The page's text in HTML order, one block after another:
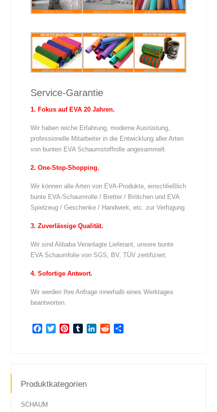
Service-Garantie
1. Fokus auf EVA 20 Jahren.
Wir haben reiche Erfahrung, moderne Ausrüstung,
professionelle Mitarbeiter in die Entwicklung aller Arten
von bunten EVA Schaumstoffrolle angesammelt.
2. One-Stop-Shopping.
Wir können alle Arten von EVA-Produkte, einschließlich
bunte EVA-Schaumrolle / Bretter / Brötchen und EVA
Spielzeug / Geschenke / Handwerk, etc. zur Verfügung
3. Zuverlässige Qualität.
Wir sind Alibaba Veranlagte Lieferant, unsere bunte
EVA Schaumfolie von SGS, BV, TÜV zertifiziert.
4. Sofortige Antwort.
Wir werden Ihre Anfrage innerhalb eines Werktages
beantworten.
Facebook
TwitterPinterestTumblrLinkedInReddit
Produktkategorien
SCHAUM